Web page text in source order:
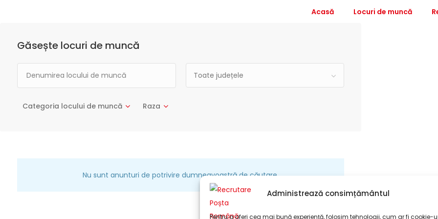
Administrează consimțământul
Pentru a oferi cea mai bună experiență, folosim tehnologii, cum ar fi cookie-
Acasă Locuri de muncă
Găsește locuri de muncă
Toate județele
Categoria locului de muncă Raza
Nu sunt anunturi de potrivire dumneavoastră de căutare.